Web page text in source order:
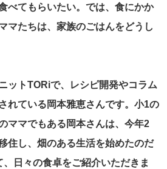
べてもらいたい。では、食にかか
マたちは、家族のごはんをどうし
ットTORiで、レシピ開発やコラム
れている岡本雅恵さんです。小1の
ママでもある岡本さんは、今年2
住し、畑のある生活を始めたのだ
日々の食卓をご紹介いただきま